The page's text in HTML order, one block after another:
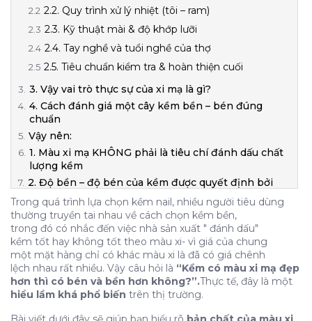
2.2. Quy trình xử lý nhiệt (tôi – ram)
2.3. Kỹ thuật mài & độ khớp lưỡi
2.4. Tay nghề và tuổi nghề của thợ
2.5. Tiêu chuẩn kiểm tra & hoàn thiện cuối
3. Vậy vai trò thực sự của xi mạ là gì?
4. Cách đánh giá một cây kềm bền – bén đúng
chuẩn
Vậy nên:
1. Màu xi mạ KHÔNG phải là tiêu chí đánh dấu chất
lượng kềm
2. Độ bền – độ bén của kềm được quyết định bởi
những yếu tố nào?
2.1. Nguyên vật liệu (NVL) – nền tảng cốt lõi
2.2. Quy trình xử lý nhiệt (tôi – ram)
2.3. Kỹ thuật mài & độ khớp lưỡi
2.4. Tay nghề và tuổi nghề của thợ
2.5. Tiêu chuẩn kiểm tra & hoàn thiện cuối
3. Vậy vai trò thực sự của xi mạ là gì?
Trong quá trình lựa chọn kềm nail, nhiều người tiêu dùng
thường truyền tai nhau về cách chọn kềm bền,
trong đó có nhắc đến việc nhà sản xuất " đánh dấu"
kềm tốt hay không tốt theo màu xi- vì giá của chung
một mặt hàng chỉ có khác màu xi là đã có giá chênh
lệch nhau rất nhiều. Vậy câu hỏi là “Kềm có màu xi mạ đẹp
hơn thì có bén và bền hơn không?”.Thực tế, đây là một
hiểu lầm khá phổ biến trên thị trường.